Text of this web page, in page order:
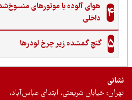
هوای آلوده با موتورهای منسوخ‌شده و
داخلی
گنجِ گمشده زیر چرخ لودرها
خیابان شریعتی، ابتدای عباس‌آباد،